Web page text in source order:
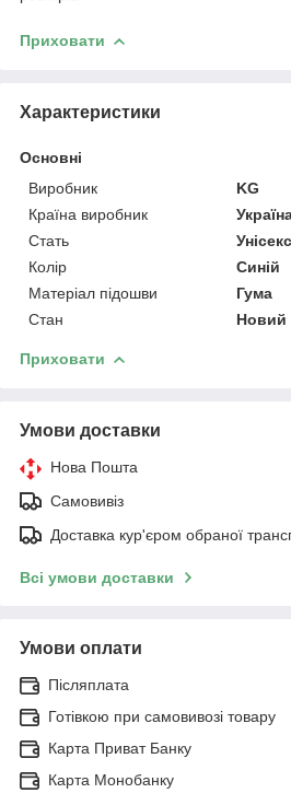
Приховати
Характеристики
Основні
Виробник
KG
Країна виробник
Стать
Унісекс
Колір
Синій
Матеріал підошви
Гума
Стан
Новий
Приховати
Умови доставки
Нова Пошта
Самовивіз
Доставка кур'єром обраної
Всі умови доставки
Умови оплати
Післяплата
Готівкою при самовивозі товару
Карта Приват Банку
Карта Монобанку